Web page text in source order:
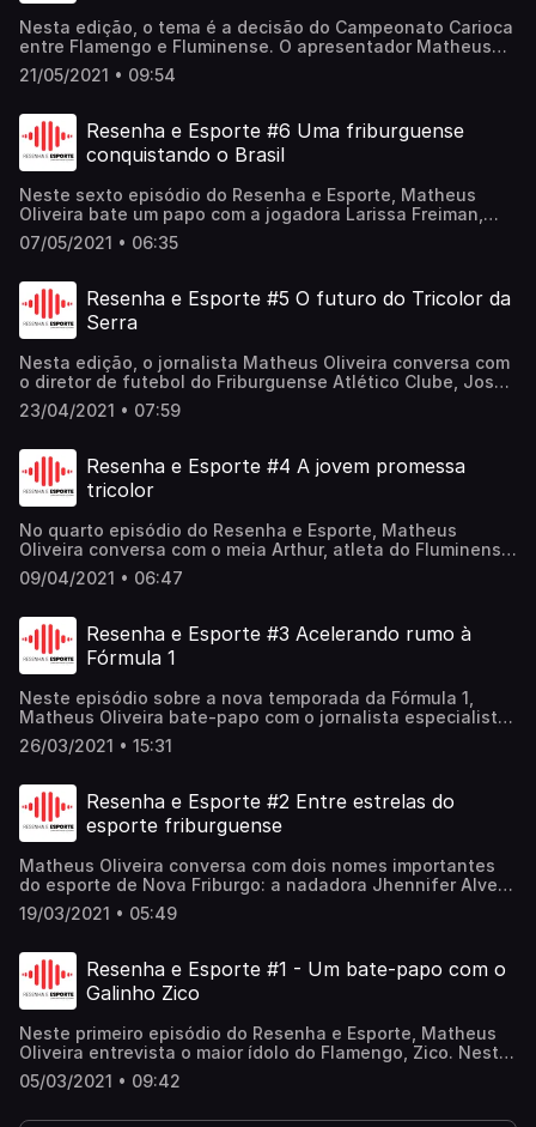
Nesta edição, o tema é a decisão do Campeonato Carioca
entre Flamengo e Fluminense. O apresentador Matheus
Oliveira conversa com o correspondente do Portal
Multiplix na Região dos Lagos, Juan Rodriguez
21/05/2021 • 09:54
Resenha e Esporte #6 Uma friburguense
conquistando o Brasil
Neste sexto episódio do Resenha e Esporte, Matheus
Oliveira bate um papo com a jogadora Larissa Freiman,
nascida em Nova Friburgo, que atua pelo Fluminense. No
último mês de março, Larissa ajudou o clube a conquistar
feminino da história do time carioca
07/05/2021 • 06:35
Resenha e Esporte #5 O futuro do Tricolor da
Serra
Nesta edição, o jornalista Matheus Oliveira conversa com
o diretor de futebol do Friburguense Atlético Clube, José
Eduardo Siqueira. No bate-papo, o dirigente detalha o
atual momento do clube e projeta a disputa da Série A2
23/04/2021 • 07:59
Resenha e Esporte #4 A jovem promessa
tricolor
No quarto episódio do Resenha e Esporte, Matheus
Oliveira conversa com o meia Arthur, atleta do Fluminense,
nascido em Nova Friburgo, e que se tornou o mais jovem
jogador a vestir a camisa do time profissional do Tricolor
09/04/2021 • 06:47
Resenha e Esporte #3 Acelerando rumo à
Fórmula 1
Neste episódio sobre a nova temporada da Fórmula 1,
Matheus Oliveira bate-papo com o jornalista especialista
em esportes a motor Márcio Madeira. Na conversa, Márcio
analisa as principais equipes e comenta as novidades de
26/03/2021 • 15:31
Resenha e Esporte #2 Entre estrelas do
esporte friburguense
Matheus Oliveira conversa com dois nomes importantes
do esporte de Nova Friburgo: a nadadora Jhennifer Alves
e o lutador Edson Barboza. No bate-papo, os esportistas
fazem um balanço de 2020 e projetam a nova temporada
19/03/2021 • 05:49
Resenha e Esporte #1 - Um bate-papo com o
Galinho Zico
Neste primeiro episódio do Resenha e Esporte, Matheus
Oliveira entrevista o maior ídolo do Flamengo, Zico. Nesta
conversa direto do Japão, o Galinho de Quintino fala
sobre educação, parcerias e o momento atual do futebol
05/03/2021 • 09:42